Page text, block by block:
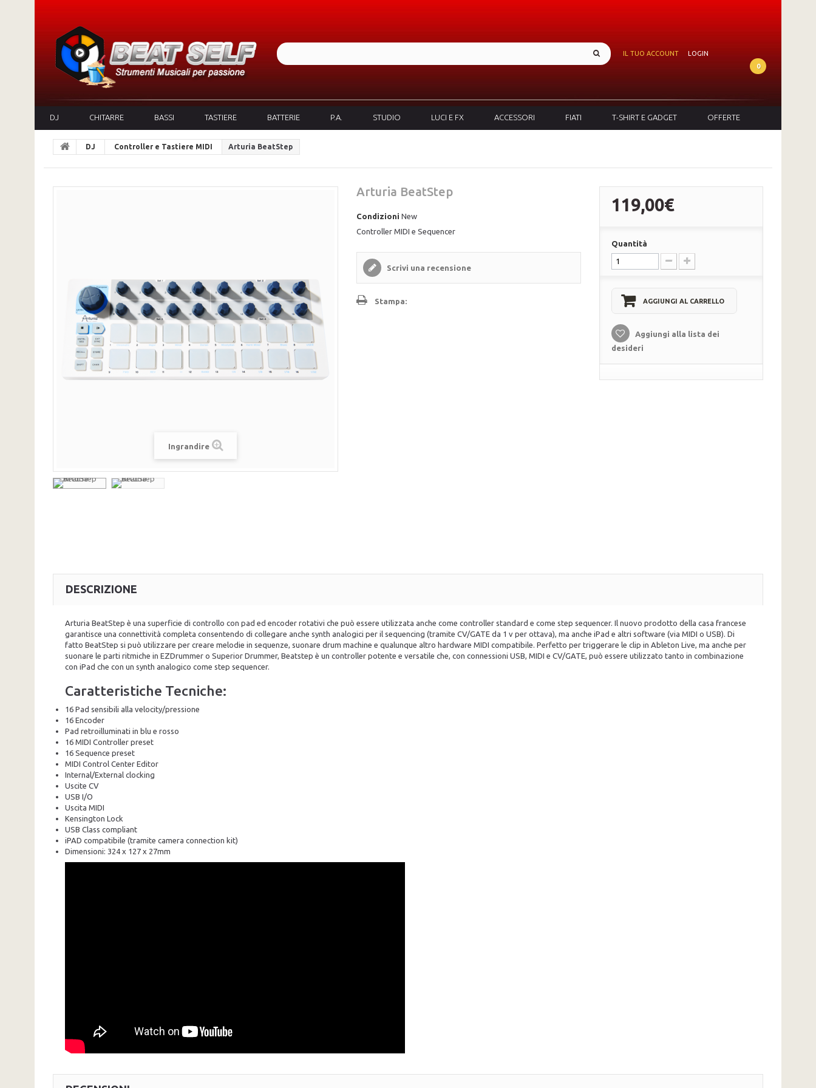
IL TUO ACCOUNT
LOGIN
0
DJ CHITARRE BASSI TASTIERE BATTERIE P.A. STUDIO LUCI E FX ACCESSORI FIATI T-SHIRT E GADGET OFFERTE
DJ Controller e Tastiere MIDI Arturia BeatStep
Ingrandire
Arturia BeatStep
Condizioni New
Controller MIDI e Sequencer
Scrivi una recensione
Stampa:
119,00€
Quantità
AGGIUNGI AL CARRELLO
Aggiungi alla lista dei
desideri
DESCRIZIONE
Arturia BeatStep è una superficie di controllo con pad ed encoder rotativi che può essere utilizzata anche come controller standard e come step sequencer. Il nuovo prodotto della casa francese
garantisce una connettività completa consentendo di collegare anche synth analogici per il sequencing (tramite CV/GATE da 1 v per ottava), ma anche iPad e altri software (via MIDI o USB). Di
fatto BeatStep si può utilizzare per creare melodie in sequenze, suonare drum machine e qualunque altro hardware MIDI compatibile. Perfetto per triggerare le clip in Ableton Live, ma anche per
suonare le parti ritmiche in EZDrummer o Superior Drummer, Beatstep è un controller potente e versatile che, con connessioni USB, MIDI e CV/GATE, può essere utilizzato tanto in combinazione
con iPad che con un synth analogico come step sequencer.
Caratteristiche Tecniche:
16 Pad sensibili alla velocity/pressione
16 Encoder
Pad retroilluminati in blu e rosso
16 MIDI Controller preset
16 Sequence preset
MIDI Control Center Editor
Internal/External clocking
Uscite CV
USB I/O
Uscita MIDI
Kensington Lock
USB Class compliant
iPAD compatibile (tramite camera connection kit)
Dimensioni: 324 x 127 x 27mm